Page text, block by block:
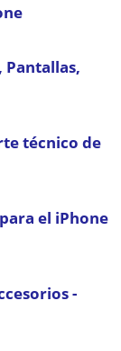
Pantallas,
técnico de
el iPhone
-